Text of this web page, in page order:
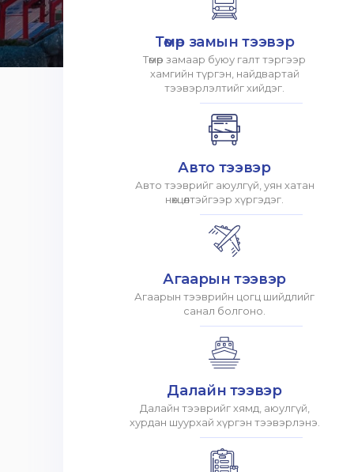
Төмөр замын тээвэр
Төмөр замаар буюу галт тэргээр
хамгийн түргэн, найдвартай
тээвэрлэлтийг хийдэг.
Авто тээвэр
Авто тээврийг аюулгүй, уян хатан
нөхцөлтэйгээр хүргэдэг.
Агаарын тээвэр
Агаарын тээврийн цогц шийдлийг
санал болгоно.
Далайн тээвэр
Далайн тээврийг хямд, аюулгүй,
хурдан шуурхай хүргэн тээвэрлэнэ.